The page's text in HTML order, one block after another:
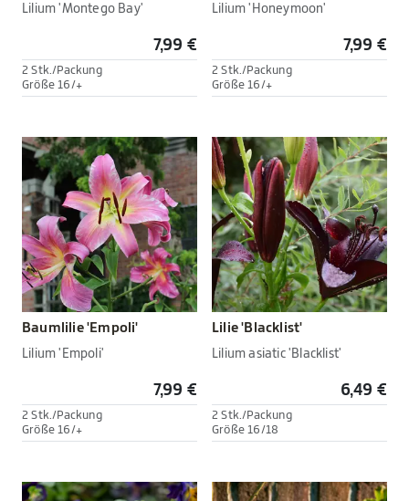
Lilium 'Montego Bay'
7,99 €
2 Stk./Packung
Größe 16/+
Lilium 'Honeymoon'
7,99 €
2 Stk./Packung
Größe 16/+
Baumlilie 'Empoli'
Lilium 'Empoli'
7,99 €
2 Stk./Packung
Größe 16/+
Lilie 'Blacklist'
Lilium asiatic 'Blacklist'
6,49 €
2 Stk./Packung
Größe 16/18